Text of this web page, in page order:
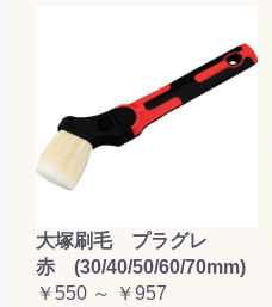
大塚刷毛 プラグレ
赤 (30/40/50/60/70mm)
￥550 ～ ￥957